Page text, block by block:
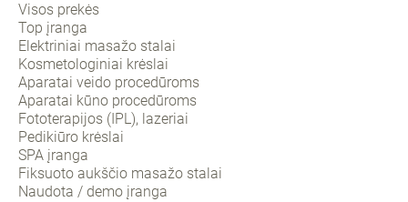
Visos prekės
Top įranga
Elektriniai masažo stalai
Kosmetologiniai krėslai
Aparatai veido procedūroms
Aparatai kūno procedūroms
Fototerapijos (IPL), lazeriai
Pedikiūro krėslai
SPA įranga
Fiksuoto aukščio masažo stalai
Naudota / demo įranga